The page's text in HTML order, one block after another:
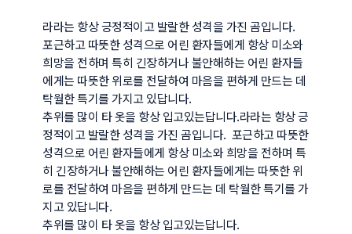
라라는 항상 긍정적이고 발랄한 성격을 가진 곰입니다.
포근하고 따뜻한 성격으로 어린 환자들에게 항상 미소와
희망을 전하며 특히 긴장하거나 불안해하는 어린 환자들
에게는 따뜻한 위로를 전달하여 마음을 편하게 만드는 데
탁월한 특기를 가지고 있답니다.
추위를 많이 타 옷을 항상 입고있는답니다.라라는 항상 긍
정적이고 발랄한 성격을 가진 곰입니다.  포근하고 따뜻한
성격으로 어린 환자들에게 항상 미소와 희망을 전하며 특
히 긴장하거나 불안해하는 어린 환자들에게는 따뜻한 위
로를 전달하여 마음을 편하게 만드는 데 탁월한 특기를 가
지고 있답니다.
추위를 많이 타 옷을 항상 입고있는답니다.